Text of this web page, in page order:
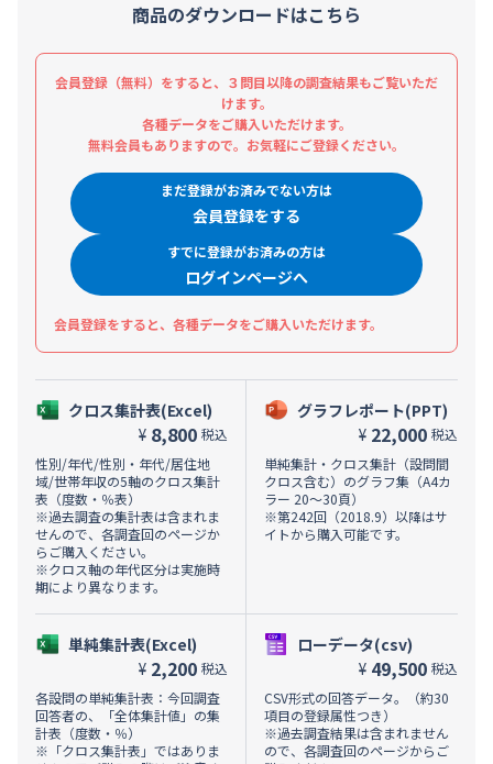
商品のダウンロードはこちら
会員登録（無料）をすると、３問目以降の調査結果もご覧いただ
けます。
各種データをご購入いただけます。
無料会員もありますので。お気軽にご登録ください。
まだ登録がお済みでない方は
会員登録をする
すでに登録がお済みの方は
ログインページへ
会員登録をすると、各種データをご購入いただけます。
クロス集計表(Excel)
¥ 8,800 税込
性別/年代/性別・年代/居住地
域/世帯年収の5軸のクロス集計
表（度数・％表）
※過去調査の集計表は含まれま
せんので、各調査回のページか
らご購入ください。
※クロス軸の年代区分は実施時
期により異なります。
単純集計表(Excel)
¥ 2,200 税込
各設問の単純集計表：今回調査
回答者の、「全体集計値」の集
計表（度数・％）
※「クロス集計表」ではありま
グラフレポート(PPT)
¥ 22,000 税込
単純集計・クロス集計（設問間
クロス含む）のグラフ集（A4カ
ラー 20～30頁）
※第242回（2018.9）以降はサ
イトから購入可能です。
ローデータ(csv)
¥ 49,500 税込
CSV形式の回答データ。（約30
項目の登録属性つき）
※過去調査結果は含まれません
ので、各調査回のページからご